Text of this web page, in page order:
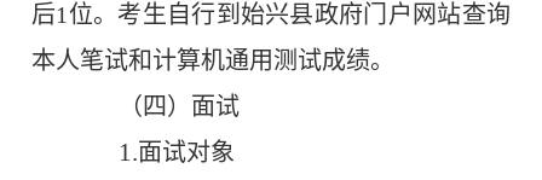
后1 位。考生自行到始兴县政府门户网站查询
本人笔试和计算机通用测试成绩。
（ 四 ）面试
1.面试对象